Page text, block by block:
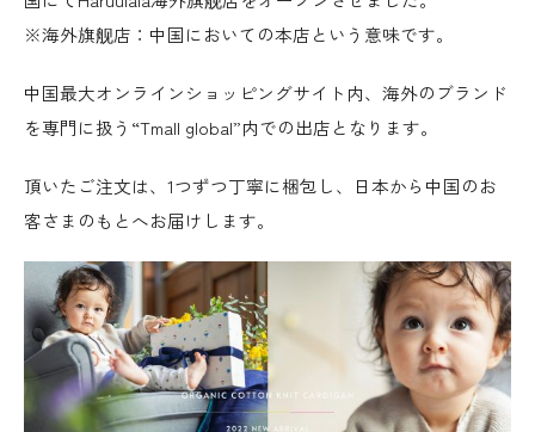
※海外旗舰店：中国においての本店という意味です。
中国最大オンラインショッピングサイト内、海外のブランド
を専門に扱う“Tmall global”内での出店となります。
頂いたご注文は、1つずつ丁寧に梱包し、日本から中国のお
客さまのもとへお届けします。